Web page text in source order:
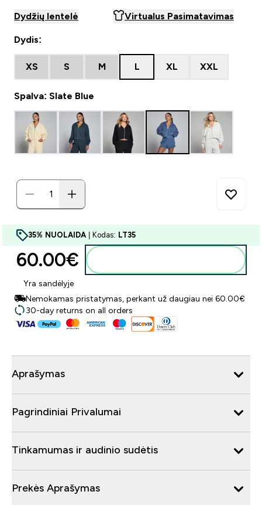
Dydžių lentelė Virtualus Pasimatavimas
Dydis:
XS S M L XL XXL
Spalva: Slate Blue
35% NUOLAIDA | Kodas: LT35
60.00€‎
Yra sandėlyje
Nemokamas pristatymas, perkant už daugiau nei 60.00€
30-day returns on all orders
Aprašymas
Pagrindiniai Privalumai
Tinkamumas ir audinio sudėtis
Prekės Aprašymas